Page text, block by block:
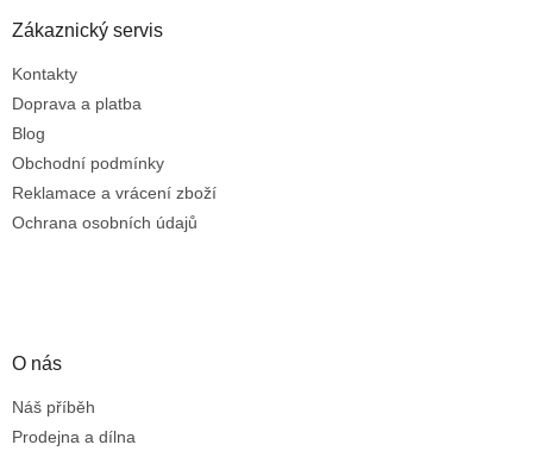
Zákaznický servis
Kontakty
Doprava a platba
Blog
Obchodní podmínky
Reklamace a vrácení zboží
Ochrana osobních údajů
O nás
Náš příběh
Prodejna a dílna